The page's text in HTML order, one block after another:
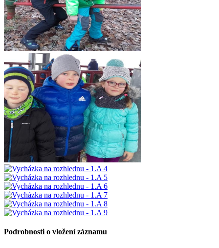
Podrobnosti o vložení záznamu